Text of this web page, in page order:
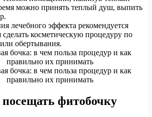
можно принять теплый душ, выпить
лечебного эффекта рекомендуется
сделать косметическую процедуру по
обертывания.
фитобочку